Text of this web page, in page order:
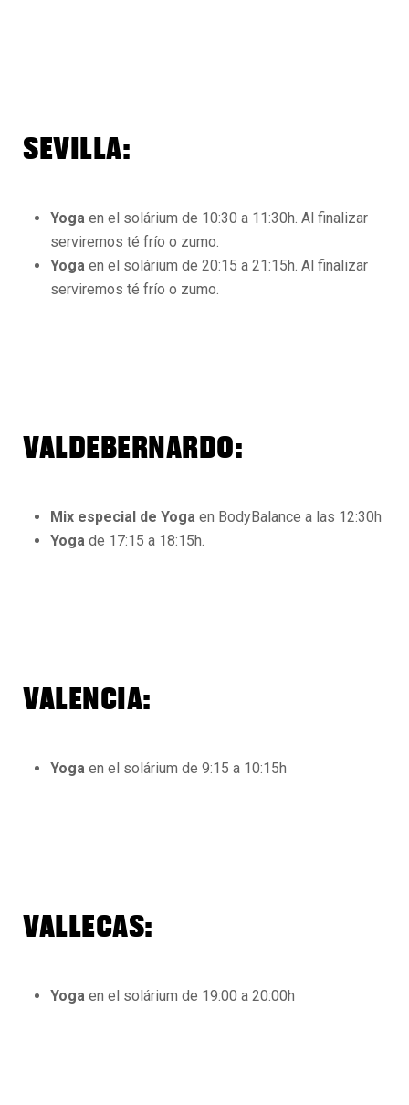
SEVILLA:
Yoga en el solárium de 10:30 a 11:30h. Al finalizar
serviremos té frío o zumo.
Yoga en el solárium de 20:15 a 21:15h. Al finalizar
serviremos té frío o zumo.
VALDEBERNARDO:
Mix especial de Yoga en BodyBalance a las 12:30h
Yoga de 17:15 a 18:15h.
VALENCIA:
Yoga en el solárium de 9:15 a 10:15h
VALLECAS:
Yoga en el solárium de 19:00 a 20:00h